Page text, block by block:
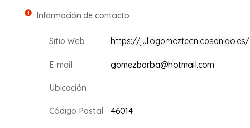
Información de contacto
Sitio Web https://juliogomeztecnicosonido.es/
E-mail gomezborba@hotmail.com
Ubicación
Código Postal 46014